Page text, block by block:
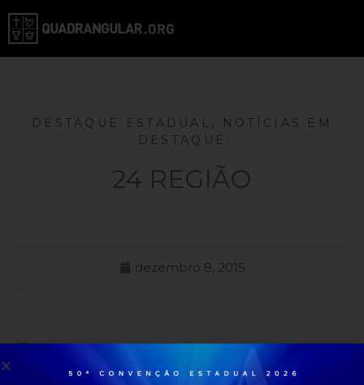
DESTAQUE ESTADUAL ,
NOTÍCIAS EM
DESTAQUE
24 REGIÃO
dezembro 8, 2015